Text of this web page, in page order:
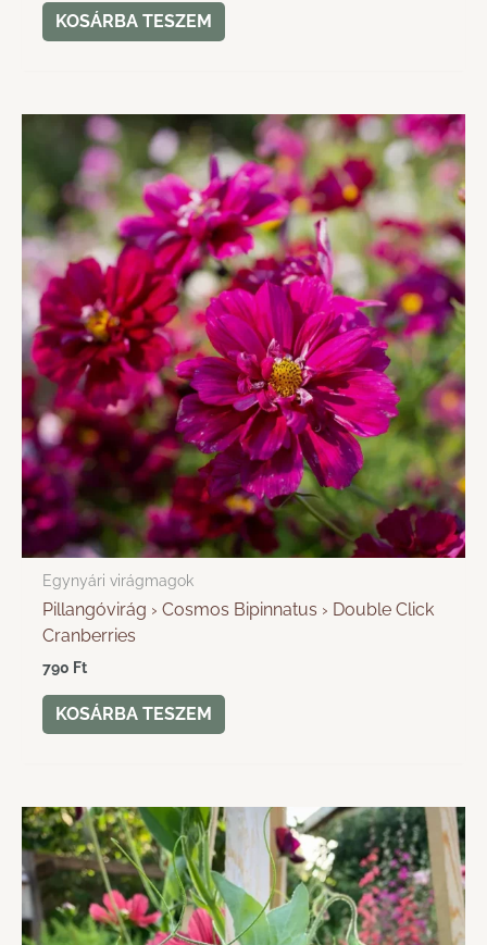
KOSÁRBA TESZEM
Egynyári virágmagok
Pillangóvirág › Cosmos Bipinnatus › Double Click
Cranberries
790 Ft
KOSÁRBA TESZEM